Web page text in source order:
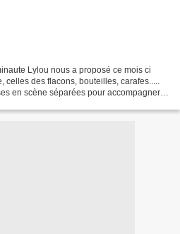
Lylou nous a proposé ce mois ci
des flacons, bouteilles, carafes.....
en scène séparées pour accompagner